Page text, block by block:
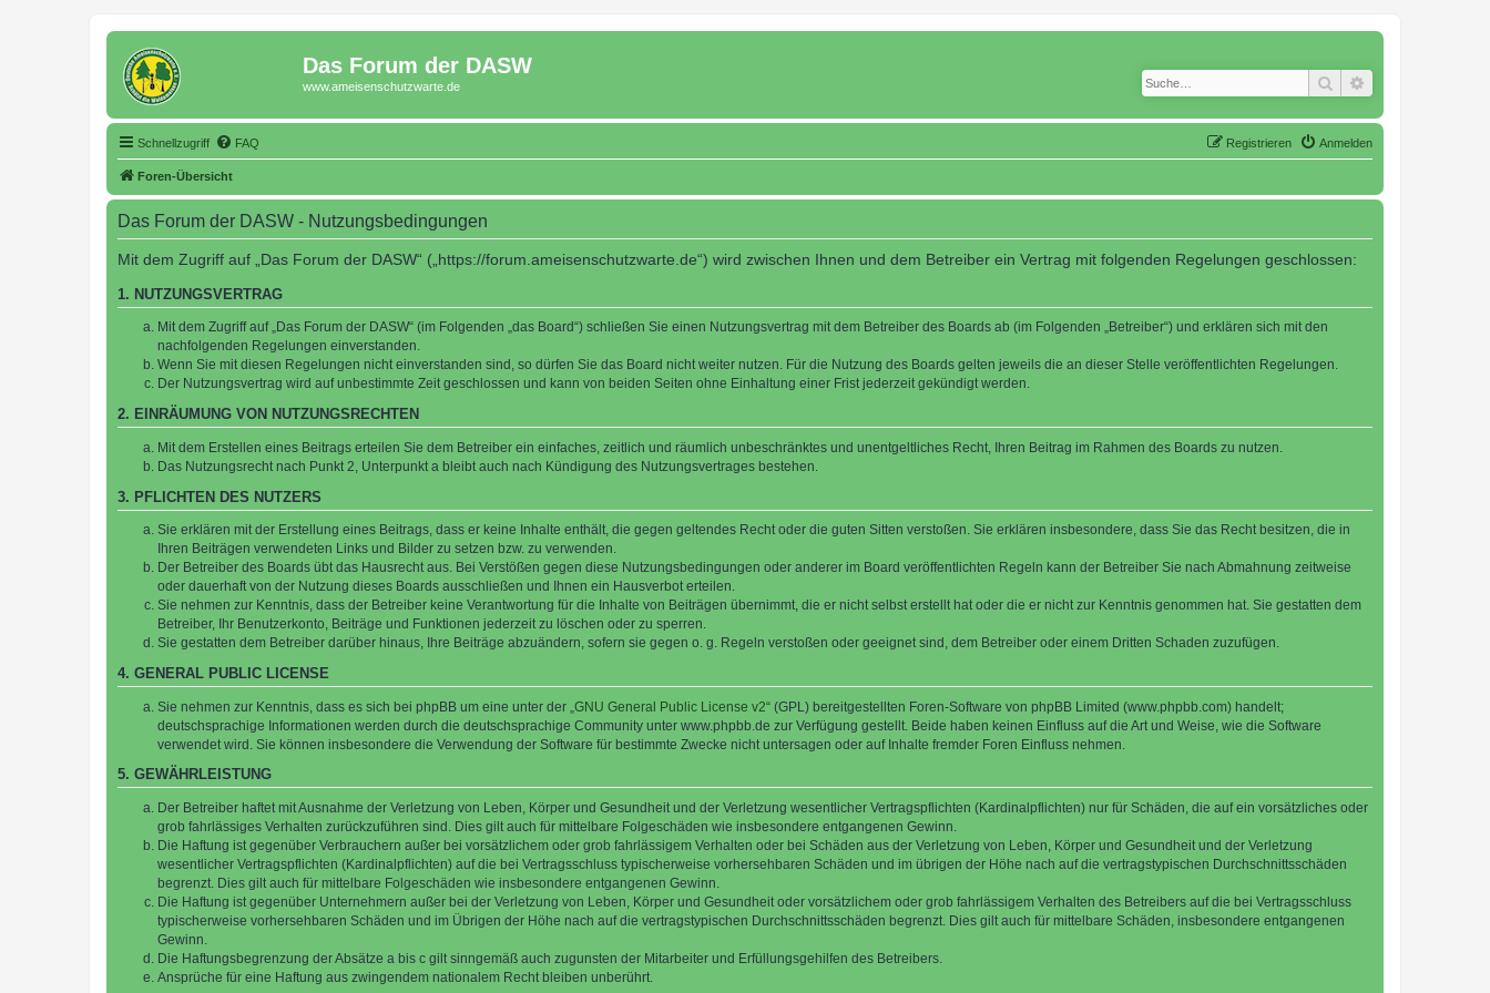
Das Forum der DASW
www.ameisenschutzwarte.de Suche
Schnellzugriff FAQ Anmelden
Registrieren
Foren-Übersicht
Das Forum der DASW - Nutzungsbedingungen
Mit dem Zugriff auf „Das Forum der DASW“ („https://forum.ameisenschutzwarte.de“) wird zwischen Ihnen und dem Betreiber ein Vertrag mit folgenden Regelungen geschlossen:
1. NUTZUNGSVERTRAG
Mit dem Zugriff auf „Das Forum der DASW“ (im Folgenden „das Board“) schließen Sie einen Nutzungsvertrag mit dem Betreiber des Boards ab (im Folgenden „Betreiber“) und erklären sich mit den
nachfolgenden Regelungen einverstanden.
Wenn Sie mit diesen Regelungen nicht einverstanden sind, so dürfen Sie das Board nicht weiter nutzen. Für die Nutzung des Boards gelten jeweils die an dieser Stelle veröffentlichten Regelungen.
Der Nutzungsvertrag wird auf unbestimmte Zeit geschlossen und kann von beiden Seiten ohne Einhaltung einer Frist jederzeit gekündigt werden.
2. EINRÄUMUNG VON NUTZUNGSRECHTEN
Mit dem Erstellen eines Beitrags erteilen Sie dem Betreiber ein einfaches, zeitlich und räumlich unbeschränktes und unentgeltliches Recht, Ihren Beitrag im Rahmen des Boards zu nutzen.
Das Nutzungsrecht nach Punkt 2, Unterpunkt a bleibt auch nach Kündigung des Nutzungsvertrages bestehen.
3. PFLICHTEN DES NUTZERS
Sie erklären mit der Erstellung eines Beitrags, dass er keine Inhalte enthält, die gegen geltendes Recht oder die guten Sitten verstoßen. Sie erklären insbesondere, dass Sie das Recht besitzen, die in
Ihren Beiträgen verwendeten Links und Bilder zu setzen bzw. zu verwenden.
Der Betreiber des Boards übt das Hausrecht aus. Bei Verstößen gegen diese Nutzungsbedingungen oder anderer im Board veröffentlichten Regeln kann der Betreiber Sie nach Abmahnung zeitweise
oder dauerhaft von der Nutzung dieses Boards ausschließen und Ihnen ein Hausverbot erteilen.
Sie nehmen zur Kenntnis, dass der Betreiber keine Verantwortung für die Inhalte von Beiträgen übernimmt, die er nicht selbst erstellt hat oder die er nicht zur Kenntnis genommen hat. Sie gestatten dem
Betreiber, Ihr Benutzerkonto, Beiträge und Funktionen jederzeit zu löschen oder zu sperren.
Sie gestatten dem Betreiber darüber hinaus, Ihre Beiträge abzuändern, sofern sie gegen o. g. Regeln verstoßen oder geeignet sind, dem Betreiber oder einem Dritten Schaden zuzufügen.
4. GENERAL PUBLIC LICENSE
Sie nehmen zur Kenntnis, dass es sich bei phpBB um eine unter der „ GNU General Public License v2“ (GPL) bereitgestellten Foren-Software von phpBB Limited (www.phpbb.com) handelt;
deutschsprachige Informationen werden durch die deutschsprachige Community unter www.phpbb.de zur Verfügung gestellt. Beide haben keinen Einfluss auf die Art und Weise, wie die Software
verwendet wird. Sie können insbesondere die Verwendung der Software für bestimmte Zwecke nicht untersagen oder auf Inhalte fremder Foren Einfluss nehmen.
5. GEWÄHRLEISTUNG
Der Betreiber haftet mit Ausnahme der Verletzung von Leben, Körper und Gesundheit und der Verletzung wesentlicher Vertragspflichten (Kardinalpflichten) nur für Schäden, die auf ein vorsätzliches oder
grob fahrlässiges Verhalten zurückzuführen sind. Dies gilt auch für mittelbare Folgeschäden wie insbesondere entgangenen Gewinn.
Die Haftung ist gegenüber Verbrauchern außer bei vorsätzlichem oder grob fahrlässigem Verhalten oder bei Schäden aus der Verletzung von Leben, Körper und Gesundheit und der Verletzung
wesentlicher Vertragspflichten (Kardinalpflichten) auf die bei Vertragsschluss typischerweise vorhersehbaren Schäden und im übrigen der Höhe nach auf die vertragstypischen Durchschnittsschäden
begrenzt. Dies gilt auch für mittelbare Folgeschäden wie insbesondere entgangenen Gewinn.
Die Haftung ist gegenüber Unternehmern außer bei der Verletzung von Leben, Körper und Gesundheit oder vorsätzlichem oder grob fahrlässigem Verhalten des Betreibers auf die bei Vertragsschluss
typischerweise vorhersehbaren Schäden und im Übrigen der Höhe nach auf die vertragstypischen Durchschnittsschäden begrenzt. Dies gilt auch für mittelbare Schäden, insbesondere entgangenen
Gewinn.
Die Haftungsbegrenzung der Absätze a bis c gilt sinngemäß auch zugunsten der Mitarbeiter und Erfüllungsgehilfen des Betreibers.
Ansprüche für eine Haftung aus zwingendem nationalem Recht bleiben unberührt.